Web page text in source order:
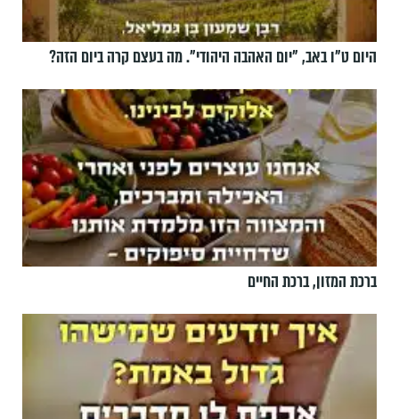
היום ט"ו באב, ”יום האהבה היהודי". מה בעצם קרה ביום הזה?
ברכת המזון, ברכת החיים